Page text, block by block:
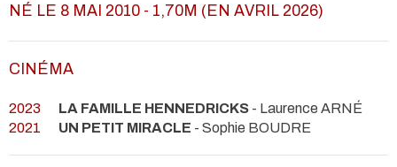
NÉ LE 8 MAI 2010 - 1,70M (EN AVRIL 2026)
CINÉMA
2023 LA FAMILLE HENNEDRICKS - Laurence ARNÉ
2021
UN PETIT MIRACLE - Sophie BOUDRE